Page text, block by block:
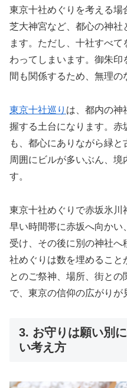
東京十社めぐりを考える
芝大神宮など、都心の神社
ます。ただし、十社すべ
わってしまいます。御朱
間も関係するため、無理の
東京十社巡り は、都内の神
握する土台になります。
も、都心にありながら緑と
周囲にビルが多いぶん、境
す。
東京十社めぐりで赤坂氷
早い時間帯に赤坂へ向かい
受け、その後に別の神社
社めぐりは数を埋めるこ
とのご祭神、場所、街との
で、東京の信仰の広がりが
3. お守りは願い別
い考え方